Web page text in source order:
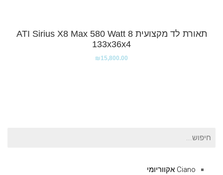
תאורת לד מקצועית ATI Sirius X8 Max 580 Watt 8
133x36x4
₪15,800.00
חיפוש
Ciano אקווריומי